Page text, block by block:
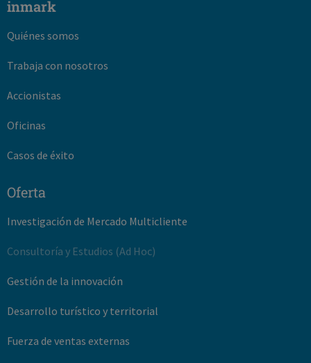
inmark
Quiénes somos
Trabaja con nosotros
Accionistas
Oficinas
Casos de éxito
Oferta
Investigación de Mercado Multicliente
Consultoría y Estudios (Ad Hoc)
Gestión de la innovación
Desarrollo turístico y territorial
Fuerza de ventas externas